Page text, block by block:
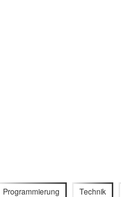
Programmierung Technik